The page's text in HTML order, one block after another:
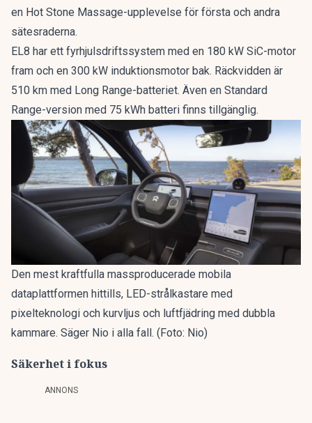
en Hot Stone Massage-upplevelse för första och andra
sätesraderna.
EL8 har ett fyrhjulsdriftssystem med en 180 kW SiC-motor
fram och en 300 kW induktionsmotor bak. Räckvidden är
510 km med Long Range-batteriet. Även en Standard
Range-version med 75 kWh batteri finns tillgänglig.
Den mest kraftfulla massproducerade mobila
dataplattformen hittills, LED-strålkastare med
pixelteknologi och kurvljus och luftfjädring med dubbla
kammare. Säger Nio i alla fall. (Foto: Nio)
Säkerhet i fokus
ANNONS